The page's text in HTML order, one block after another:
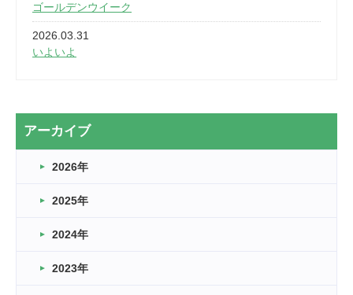
ゴールデンウイーク
2026.03.31
いよいよ
2026.03.20
なぎなた
2026.03.16
車いすバスケとRくんのお話
卒業・卒園の季節★
アーカイブ
2026年
2025年
2024年
2023年